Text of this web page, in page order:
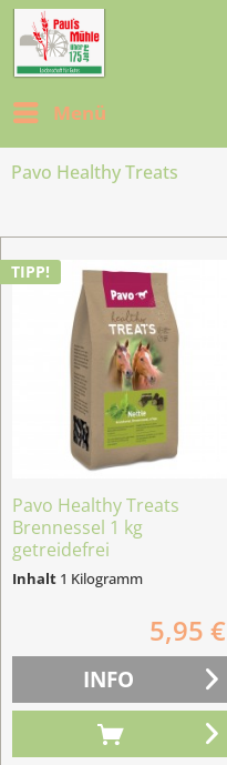
Menü
Pavo Healthy Treats
TIPP!
Pavo Healthy Treats
Brennessel 1 kg
getreidefrei
Inhalt 1 Kilogramm
5,95 €
INFO